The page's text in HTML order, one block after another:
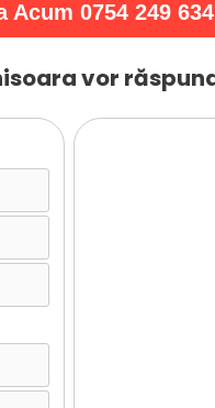
Acum 0754 249 634
vor